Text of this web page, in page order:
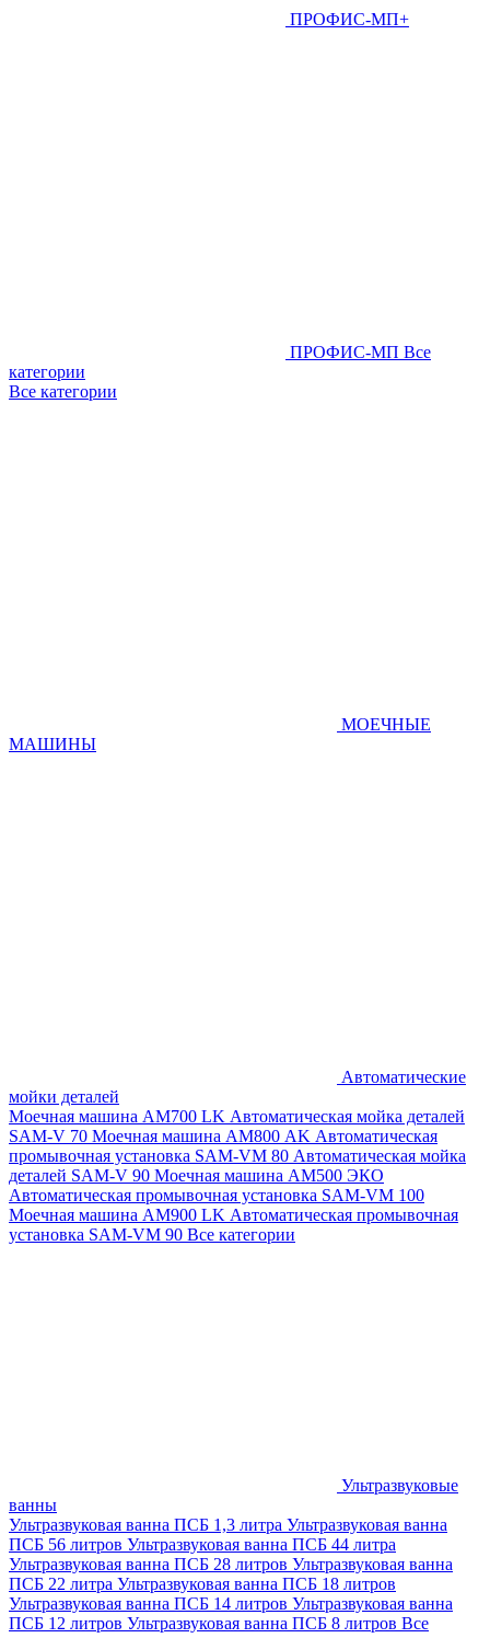
ПРОФИС-МП+
ПРОФИС-МП Все
категории
Все категории
МОЕЧНЫЕ
МАШИНЫ
Автоматические
мойки деталей
Моечная машина AM700 LK Автоматическая мойка деталей
SAM-V 70 Моечная машина АМ800 AK Автоматическая
промывочная установка SAM-VM 80 Автоматическая мойка
деталей SAM-V 90 Моечная машина АМ500 ЭКО
Автоматическая промывочная установка SAM-VM 100
Моечная машина AM900 LK Автоматическая промывочная
установка SAM-VM 90 Все категории
Ультразвуковые
ванны
Ультразвуковая ванна ПСБ 1,3 литра Ультразвуковая ванна
ПСБ 56 литров Ультразвуковая ванна ПСБ 44 литра
Ультразвуковая ванна ПСБ 28 литров Ультразвуковая ванна
ПСБ 22 литра Ультразвуковая ванна ПСБ 18 литров
Ультразвуковая ванна ПСБ 14 литров Ультразвуковая ванна
ПСБ 12 литров Ультразвуковая ванна ПСБ 8 литров Все